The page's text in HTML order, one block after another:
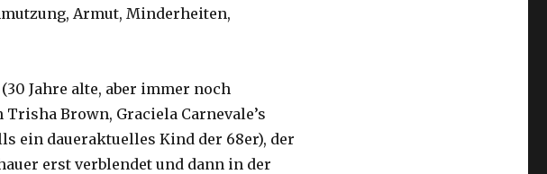
Armut, Minderheiten,
Jahre alte, aber immer noch
Brown, Graciela Carnevale’s
ein daueraktuelles Kind der 68er), der
erst verblendet und dann in der